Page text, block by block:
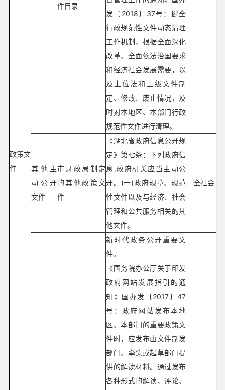
政策文
件
件目录
发〔2018〕37号：健全
行政规范性文件动态清理
工作机制，根据全面深化
改革、全面依法治国要求
和经济社会发展需要，以
及上位法和上级文件制
定、修改、废止情况，及
时对本地区、本部门行政
规范性文件进行清理。
其他主
动公开
文件
市财政局制定
的其他政策文
件
《湖北省政府信息公开规
定》第七条：下列政府信
息,政府机关应当主动公
开。(一)政府规章、规范
性文件以及与经济、社会
管理和公共服务相关的其
他文件。
全社会
新时代政务公开重要文
件。
《国务院办公厅关于印发
政府网站发展指引的通
知》国办发〔2017〕47
号：政府网站发布本地
区、本部门的重要政策文
件时，应发布由文件制发
部门、牵头或起草部门提
供的解读材料。通过发布
各种形式的解读、评论、